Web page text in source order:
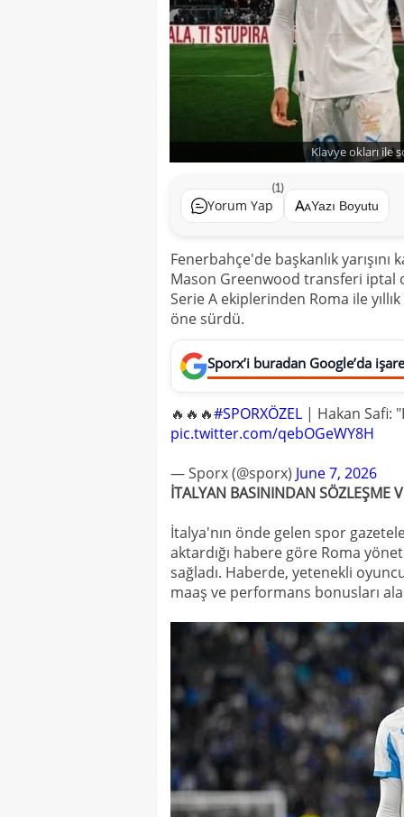
Klavye okları ile
Yorum Yap
(1)
Yazı Boyutu
Fenerbahçe'de başkanlık
Mason Greenwood transferi iptal
Serie A ekiplerinden Roma ile yıllık
öne sürdü.
Sporx’i buradan Google’da
🔥🔥🔥#SPORXÖZEL | Hakan Safi:
pic.twitter.com/qebOGeWY8H
— Sporx (@sporx) June 7, 2026
İTALYAN BASININDAN SÖZLEŞME
İtalya'nın önde gelen spor
aktardığı habere göre Roma
sağladı. Haberde, yetenekli
maaş ve performans bonusları